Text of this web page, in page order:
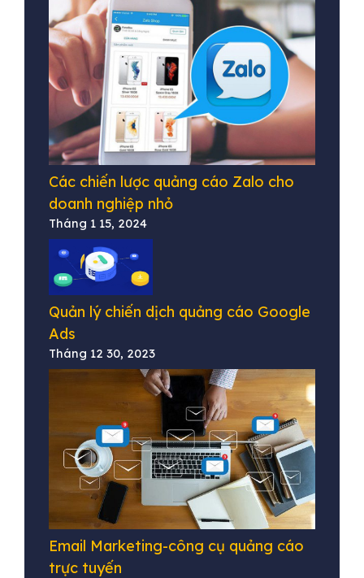
Các chiến lược quảng cáo Zalo cho
doanh nghiệp nhỏ
Tháng 1 15, 2024
Quản lý chiến dịch quảng cáo Google
Ads
Tháng 12 30, 2023
Email Marketing-công cụ quảng cáo
trực tuyến